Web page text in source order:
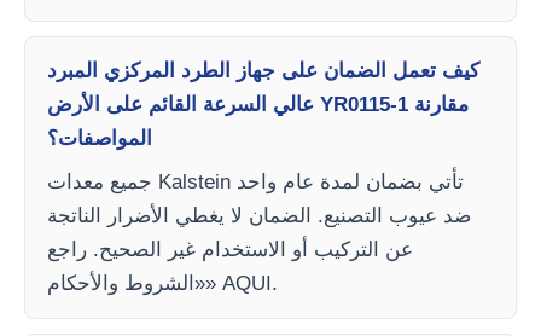
كيف تعمل الضمان على جهاز الطرد المركزي المبرد
عالي السرعة القائم على الأرض YR0115-1 مقارنة
المواصفات؟
جميع معدات Kalstein تأتي بضمان لمدة عام واحد
ضد عيوب التصنيع. الضمان لا يغطي الأضرار الناتجة
عن التركيب أو الاستخدام غير الصحيح. راجع
«الشروط والأحكام» AQUI.